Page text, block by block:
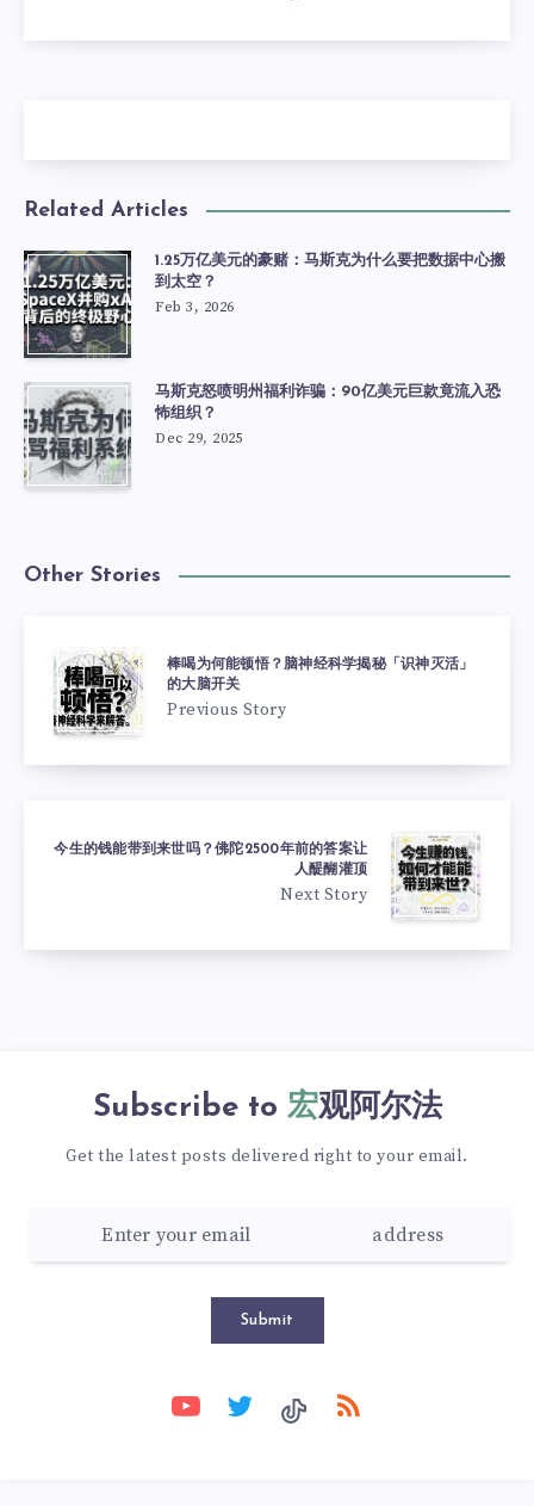
Related Articles
1.25万亿美元的豪赌：马斯克为什么要把数据中心搬
到太空？
Feb 3, 2026
马斯克怒喷明州福利诈骗：90亿美元巨款竟流入恐
怖组织？
Dec 29, 2025
Other Stories
棒喝为何能顿悟？脑神经科学揭秘「识神灭活」
的大脑开关
Previous Story
今生的钱能带到来世吗？佛陀2500年前的答案让
人醍醐灌顶
Next Story
Subscribe to 宏观阿尔法
Get the latest posts delivered right to your email.
Submit